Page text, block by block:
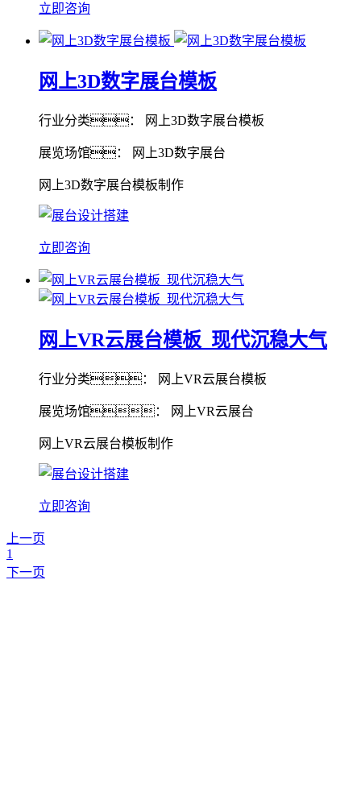
立即咨询
网上3D数字展台模板
行业分类： 网上3D数字展台模板
展览场馆： 网上3D数字展台
网上3D数字展台模板制作
立即咨询
网上VR云展台模板_现代沉稳大气
行业分类： 网上VR云展台模板
展览场馆： 网上VR云展台
网上VR云展台模板制作
立即咨询
上一页
1
下一页